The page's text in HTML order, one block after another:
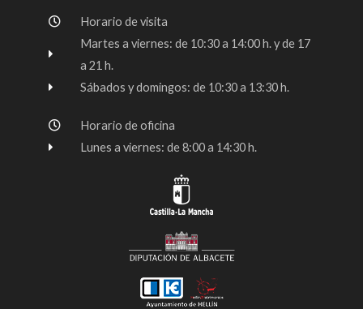
o
o
-
r
a
m
e
Horario de visita
Martes a viernes: de 10:30 a 14:00 h. y de 17
a 21 h.
Sábados y domingos: de 10:30 a 13:30 h.
Horario de oficina
Lunes a viernes: de 8:00 a 14:30 h.